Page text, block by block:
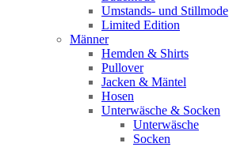
Umstands- und Stillmode
Limited Edition
Männer
Hemden & Shirts
Pullover
Jacken & Mäntel
Hosen
Unterwäsche & Socken
Unterwäsche
Socken